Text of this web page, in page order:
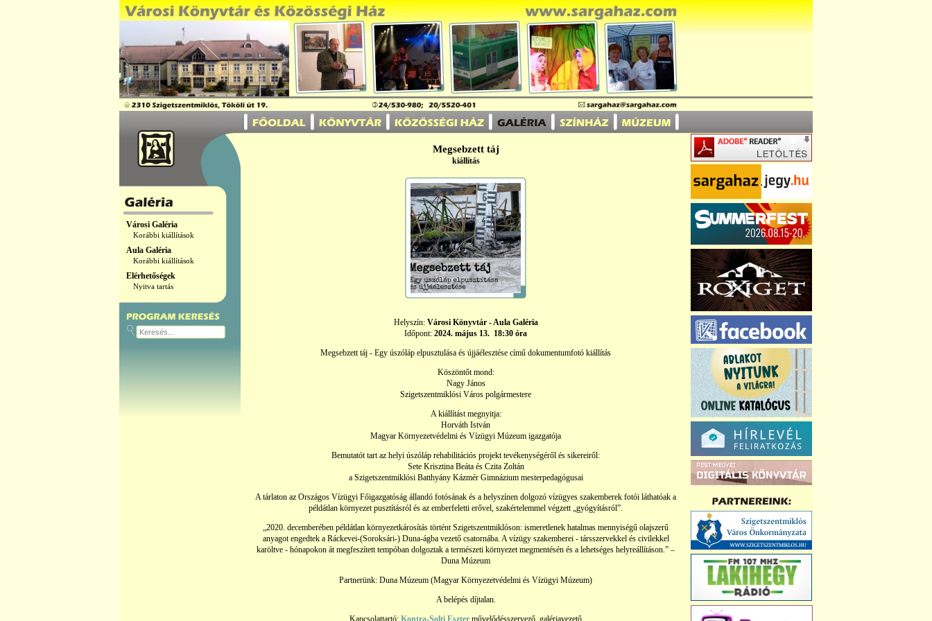
Városi Galéria
Korábbi kiállítások
Aula Galéria
Korábbi kiállítások
Elérhetőségek
Nyitva tartás
Megsebzett táj
kiállítás
Helyszín: Városi Könyvtár - Aula Galéria
Időpont: 2024. május 13. 18:30 óra
Megsebzett táj - Egy úszóláp elpusztulása és újjáélesztése című dokumentumfotó kiállítás
Köszöntőt mond:
Nagy János
Szigetszentmiklósi Város polgármestere
A kiállítást megnyitja:
Horváth István
Magyar Környezetvédelmi és Vízügyi Múzeum igazgatója
Bemutatót tart az helyi úszóláp rehabilitációs projekt tevékenységéről és sikereiről:
Sete Krisztina Beáta és Czita Zoltán
a Szigetszentmiklósi Batthyány Kázmér Gimnázium mesterpedagógusai
A tárlaton az Országos Vízügyi Főigazgatóság állandó fotósának és a helyszínen dolgozó vízügyes szakemberek fotói láthatóak a
példátlan környezet pusztításról és az emberfeletti erővel, szakértelemmel végzett „gyógyításról”.
„2020. decemberében példátlan környezetkárosítás történt Szigetszentmiklóson: ismeretlenek hatalmas mennyiségű olajszerű
anyagot engedtek a Ráckevei-(Soroksári-) Duna-ágba vezető csatornába. A vízügy szakemberei - társszervekkel és civilekkel
karöltve - hónapokon át megfeszített tempóban dolgoztak a természeti környezet megmentésén és a lehetséges helyreállításon.” –
Duna Múzeum
Partnerünk: Duna Múzeum (Magyar Környezetvédelmi és Vízügyi Múzeum)
A belépés díjtalan.
Kapcsolattartó: Kontra-Solti Eszter művelődésszervező, galériavezető